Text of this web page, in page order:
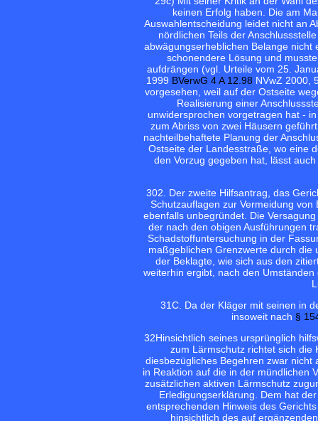
keinen Erfolg haben. Die am
Auswahlentscheidung leidet nicht an
nördlichen Teils der
abwägungserheblichen Belange nicht
schonendere Lösung und
aufdrängen (vgl. Urteile vom 25.
1999 BVerwG 4 A 12.98NVwZ 2000,
vorgesehen, weil auf der Ostseite
Realisierung einer
unwidersprochen vorgetragen hat -
zum Abriss von zwei Häusern
nachteilbehaftete Planung der
Ostseite der Landesstraße, wo eine
den Vorzug gegeben hat, lässt
302. Der zweite Hilfsantrag, das
Schutzauflagen zur Vermeidung
ebenfalls unbegründet. Die
der nach den obigen Ausführungen
Schadstoffuntersuchung in der
maßgeblichen Grenzwerte durch die
der Beklagte, wie sich aus den
weiterhin ergibt, nach den
31C. Da der Kläger mit seinen in
insoweit nach §
32Hinsichtlich seines ursprünglich
zum Lärmschutz richtet sich
diesbezügliches Begehren zwar
in Reaktion auf die in der mündlichen
zusätzlichen aktiven Lärmschutz
Erledigungserklärung. Dem hat
entsprechenden Hinweis des
hinsichtlich des auf